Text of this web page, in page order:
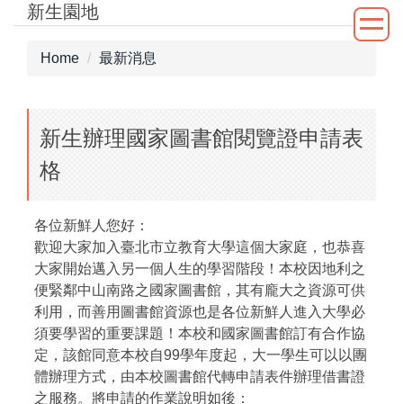
Jump新生園地
Home 最新消息
新生辦理國家圖書館閱覽證申請表
格
各位新鮮人您好：
歡迎大家加入臺北市立教育大學這個大家庭，也恭喜
大家開始邁入另一個人生的學習階段！本校因地利之
便緊鄰中山南路之國家圖書館，其有龐大之資源可供
利用，而善用圖書館資源也是各位新鮮人進入大學必
須要學習的重要課題！本校和國家圖書館訂有合作協
定，該館同意本校自99學年度起，大一學生可以以團
體辦理方式，由本校圖書館代轉申請表件辦理借書證
之服務。將申請的作業說明如後：